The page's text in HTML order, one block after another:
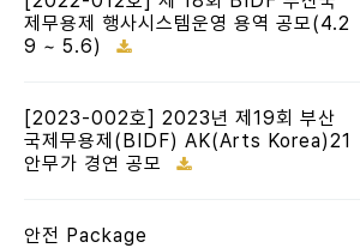
제무용제 행사시스템운영 용역 공모(4.2
9 ~ 5.6)
[2023-002호] 2023년 제19회 부산
국제무용제(BIDF) AK(Arts Korea)21
안무가 경연 공모
안전 Package